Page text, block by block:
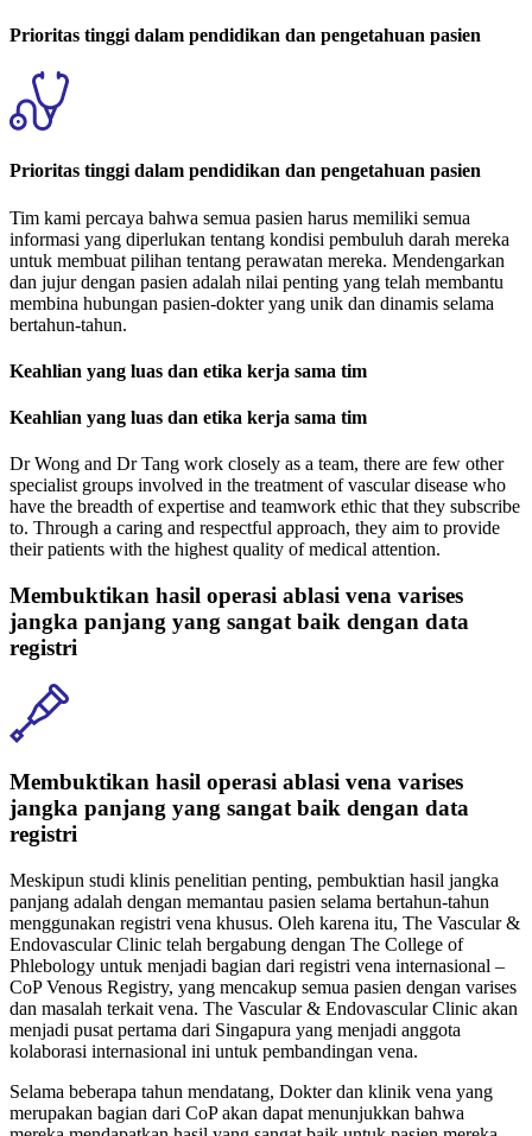
Prioritas tinggi dalam pendidikan dan pengetahuan pasien
Prioritas tinggi dalam pendidikan dan pengetahuan pasien
Tim kami percaya bahwa semua pasien harus memiliki semua
informasi yang diperlukan tentang kondisi pembuluh darah mereka
untuk membuat pilihan tentang perawatan mereka. Mendengarkan
dan jujur dengan pasien adalah nilai penting yang telah membantu
membina hubungan pasien-dokter yang unik dan dinamis selama
bertahun-tahun.
Keahlian yang luas dan etika kerja sama tim
Keahlian yang luas dan etika kerja sama tim
Dr Wong and Dr Tang work closely as a team, there are few other
specialist groups involved in the treatment of vascular disease who
have the breadth of expertise and teamwork ethic that they subscribe
to. Through a caring and respectful approach, they aim to provide
their patients with the highest quality of medical attention.
Membuktikan hasil operasi ablasi vena varises
jangka panjang yang sangat baik dengan data
registri
Membuktikan hasil operasi ablasi vena varises
jangka panjang yang sangat baik dengan data
registri
Meskipun studi klinis penelitian penting, pembuktian hasil jangka
panjang adalah dengan memantau pasien selama bertahun-tahun
menggunakan registri vena khusus. Oleh karena itu, The Vascular &
Endovascular Clinic telah bergabung dengan The College of
Phlebology untuk menjadi bagian dari registri vena internasional –
CoP Venous Registry, yang mencakup semua pasien dengan varises
dan masalah terkait vena. The Vascular & Endovascular Clinic akan
menjadi pusat pertama dari Singapura yang menjadi anggota
kolaborasi internasional ini untuk pembandingan vena.
Selama beberapa tahun mendatang, Dokter dan klinik vena yang
merupakan bagian dari CoP akan dapat menunjukkan bahwa